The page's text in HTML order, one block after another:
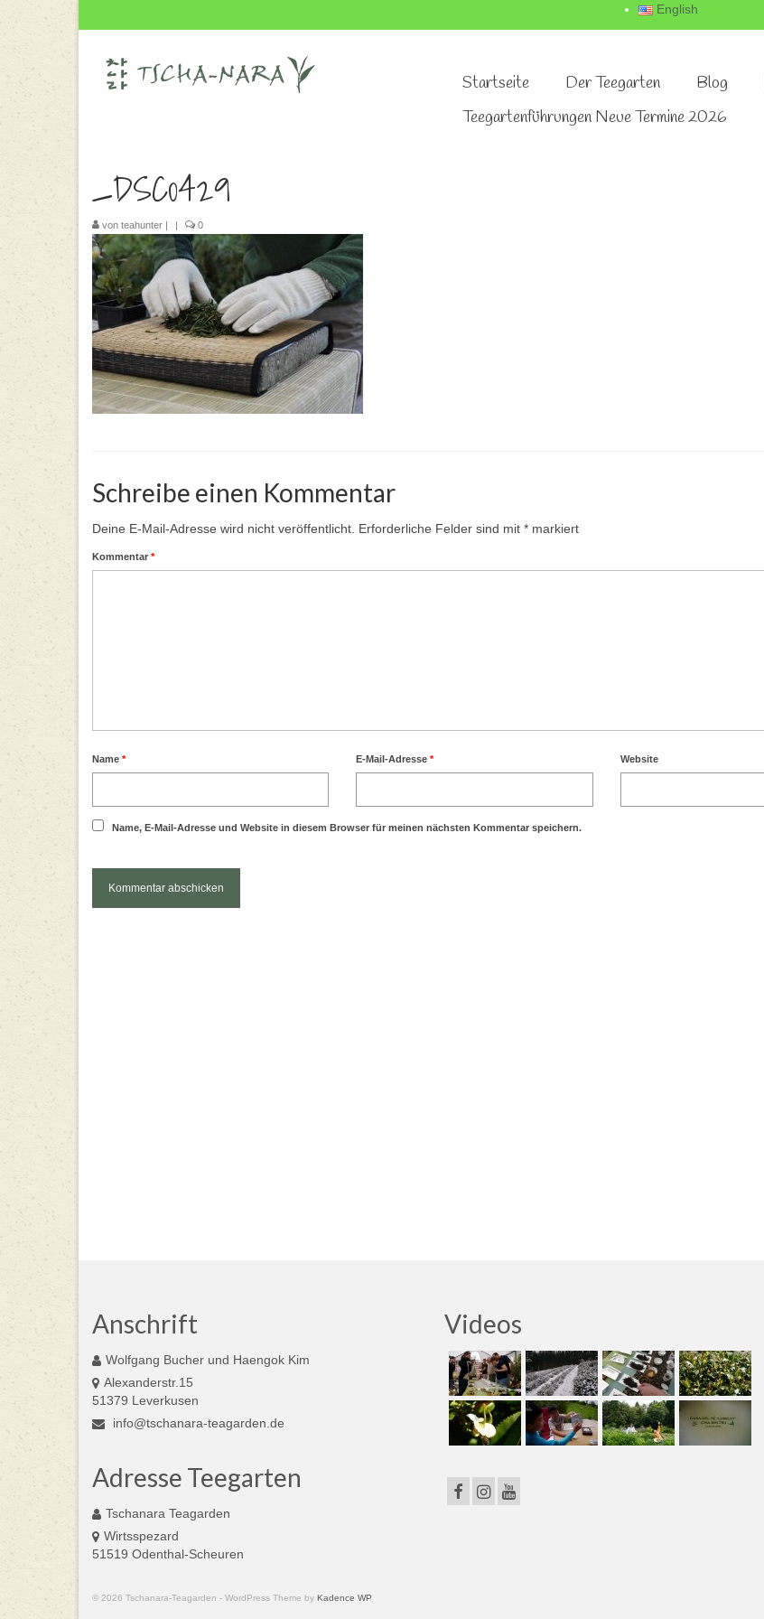
English
Startseite Der Teegarten Blog
Teegartenführungen Neue Termine 2026
_DSC0429
von teahunter | | 0
Schreibe einen Kommentar
Deine E-Mail-Adresse wird nicht veröffentlicht. Erforderliche Felder sind mit * markiert
Kommentar *
Name * E-Mail-Adresse* Website
Name, E-Mail-Adresse und Website in diesem Browser für meinen nächsten Kommentar speichern.
Anschrift
Wolfgang Bucher und Haengok Kim
Alexanderstr.15
51379 Leverkusen
info@tschanara-teagarden.de
Adresse Teegarten
Tschanara Teagarden
Wirtsspezard
51519 Odenthal-Scheuren
Videos
© 2026 Tschanara-Teagarden - WordPress Theme by Kadence WP